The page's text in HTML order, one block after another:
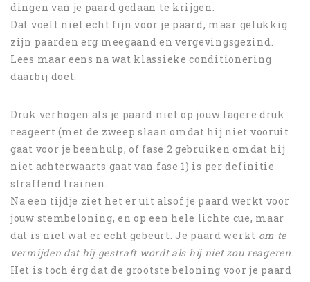
dingen van je paard gedaan te krijgen.
Dat voelt niet echt fijn voor je paard, maar gelukkig
zijn paarden erg meegaand en vergevingsgezind.
Lees maar eens na wat klassieke conditionering
daarbij doet.
Druk verhogen als je paard niet op jouw lagere druk
reageert (met de zweep slaan omdat hij niet vooruit
gaat voor je beenhulp, of fase 2 gebruiken omdat hij
niet achterwaarts gaat van fase 1) is per definitie
straffend trainen.
Na een tijdje ziet het er uit alsof je paard werkt voor
jouw stembeloning, en op een hele lichte cue, maar
dat is niet wat er echt gebeurt. Je paard werkt om te
vermijden dat hij gestraft wordt als hij niet zou reageren.
Het is toch érg dat de grootste beloning voor je paard